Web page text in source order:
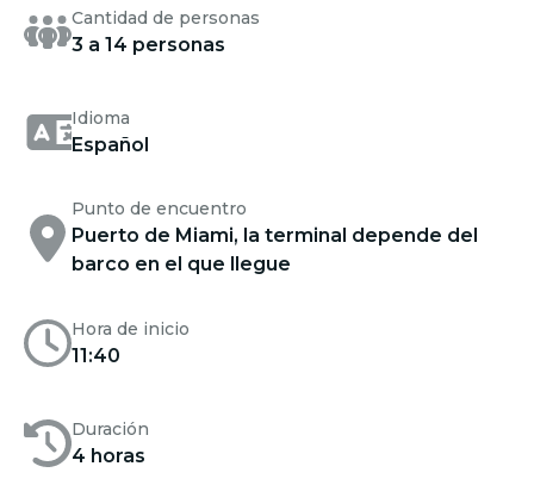
Cantidad de personas
3 a 14 personas
Idioma
Español
Punto de encuentro
Puerto de Miami, la terminal depende del
barco en el que llegue
Hora de inicio
11:40
Duración
4 horas